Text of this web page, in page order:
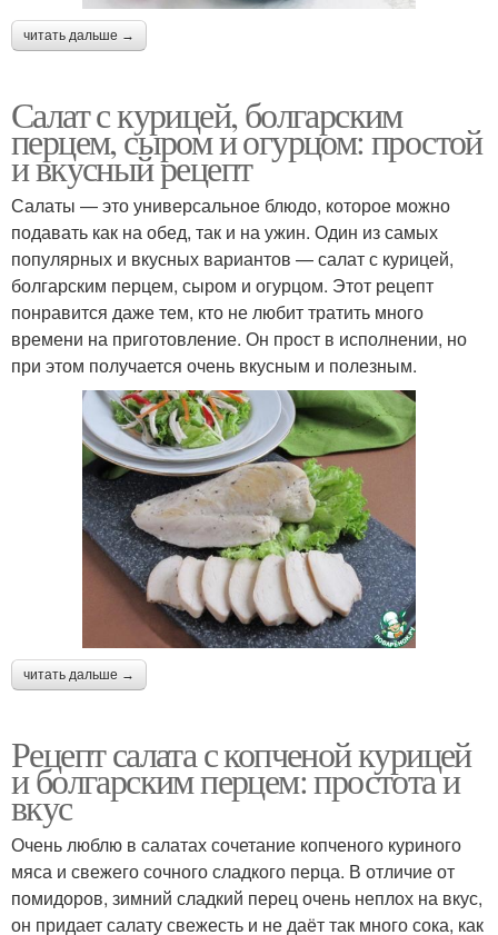
читать дальше →
Салат с курицей, болгарским
перцем, сыром и огурцом: простой
и вкусный рецепт
Салаты — это универсальное блюдо, которое можно
подавать как на обед, так и на ужин. Один из самых
популярных и вкусных вариантов — салат с курицей,
болгарским перцем, сыром и огурцом. Этот рецепт
понравится даже тем, кто не любит тратить много
времени на приготовление. Он прост в исполнении, но
при этом получается очень вкусным и полезным.
читать дальше →
Рецепт салата с копченой курицей
и болгарским перцем: простота и
вкус
Очень люблю в салатах сочетание копченого куриного
мяса и свежего сочного сладкого перца. В отличие от
помидоров, зимний сладкий перец очень неплох на вкус,
он придает салату свежесть и не даёт так много сока, как